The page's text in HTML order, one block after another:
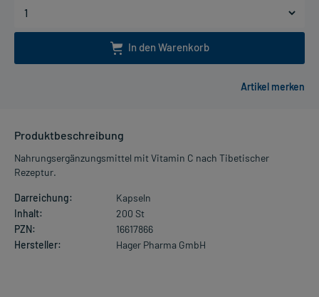
In den Warenkorb
Produktbeschreibung
Nahrungsergänzungsmittel mit Vitamin C nach Tibetischer
Rezeptur.
Darreichung:
Kapseln
Inhalt:
200 St
PZN:
16617866
Hersteller:
Hager Pharma GmbH